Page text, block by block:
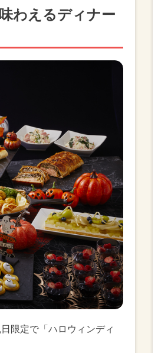
わえるディナー
限定で「ハロウィンディ